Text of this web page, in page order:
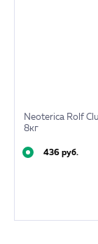
Neoterica Rolf
8кг
436 руб.